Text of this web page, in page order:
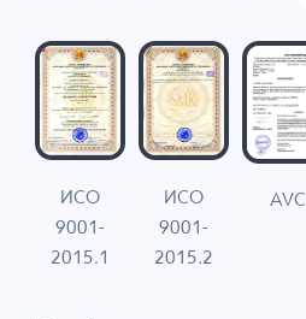
ИСО
9001-
2015.1
ИСО
9001-
2015.2
AVC